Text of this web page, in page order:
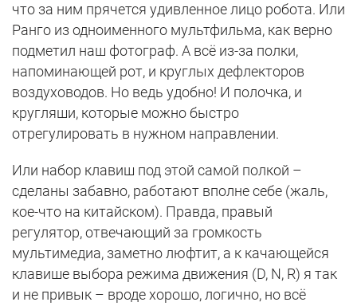
что за ним прячется удивленное лицо робота. Или
Ранго из одноименного мультфильма, как верно
подметил наш фотограф. А всё из-за полки,
напоминающей рот, и круглых дефлекторов
воздуховодов. Но ведь удобно! И полочка, и
кругляши, которые можно быстро
отрегулировать в нужном направлении.
Или набор клавиш под этой самой полкой –
сделаны забавно, работают вполне себе (жаль,
кое-что на китайском). Правда, правый
регулятор, отвечающий за громкость
мультимедиа, заметно люфтит, а к качающейся
клавише выбора режима движения (D, N, R) я так
и не привык – вроде хорошо, логично, но всё